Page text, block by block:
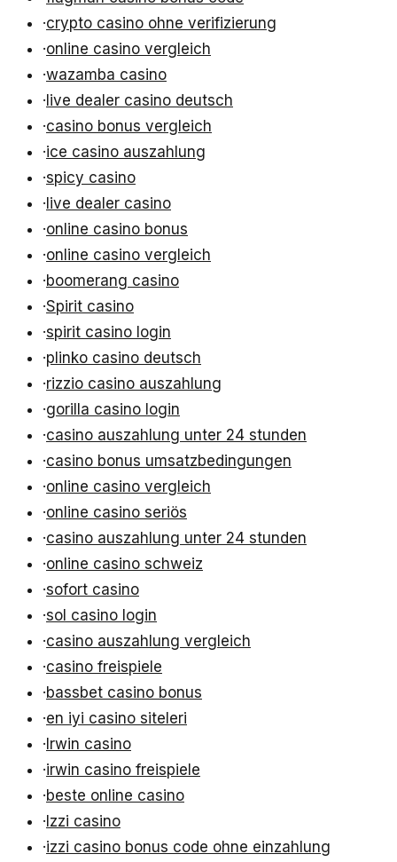
·crypto casino ohne verifizierung
·online casino vergleich
·wazamba casino
· live dealer casino deutsch
·casino bonus vergleich
·ice casino auszahlung
·spicy casino
· live dealer casino
·online casino bonus
·online casino vergleich
·boomerang casino
·Spirit casino
·spirit casino login
·plinko casino deutsch
·rizzio casino auszahlung
·gorilla casino login
·casino auszahlung unter 24 stunden
·casino bonus umsatzbedingungen
·online casino vergleich
·online casino seriös
·casino auszahlung unter 24 stunden
·online casino schweiz
·sofort casino
·sol casino login
·casino auszahlung vergleich
·casino freispiele
·bassbet casino bonus
·en iyi casino siteleri
· Irwin casino
·irwin casino freispiele
·beste online casino
· Izzi casino
·izzi casino bonus code ohne einzahlung